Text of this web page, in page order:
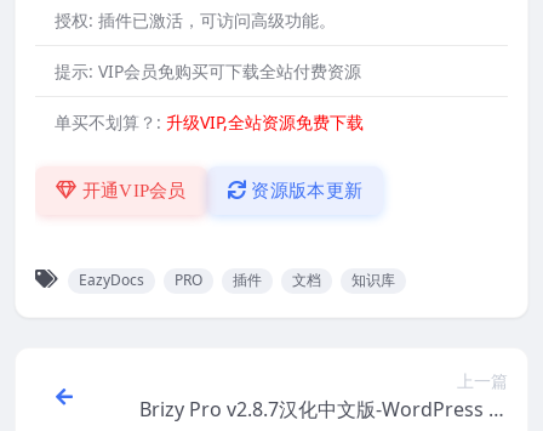
授权: 插件已激活，可访问高级功能。
提示: VIP会员免购买可下载全站付费资源
单买不划算？: 升级VIP,全站资源免费下载
开通VIP会员 资源版本更新
EazyDocs PRO 插件 文档 知识库
上一篇
Brizy Pro v2.8.7汉化中文版-WordPress 拖